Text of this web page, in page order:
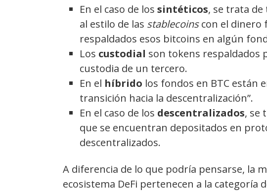
En el caso de lossintéticos, se trata de
al estilo de las stablecoinscon el dinero
respaldados esos bitcoins en algún
Los custodial son tokens respaldados
custodia de un tercero.
En el híbrido los fondos en BTC están
transición hacia la descentralización”.
En el caso de los descentralizados, se
que se encuentran depositados en
descentralizados.
A diferencia de lo que podría pensarse, la
ecosistema DeFi pertenecen a la categoría